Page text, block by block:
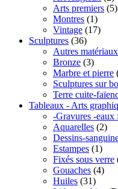
Arts premiers (5)
Montres (1)
Vintage (17)
Sculptures (36)
Autres matériaux
Bronze (3)
Marbre et pierre
Sculptures sur
Terre cuite-
Tableaux - Arts
-Gravures -eaux
Aquarelles (2)
Dessins-
Estampes (1)
Fixés sous verre
Gouaches (4)
Huiles (31)